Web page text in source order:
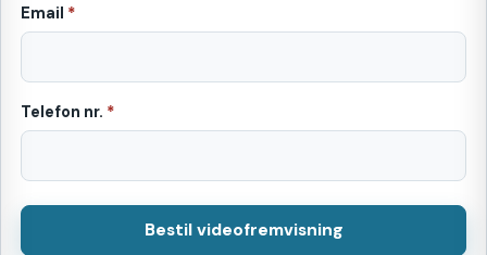
Email *
Telefon nr. *
Bestil videofremvisning